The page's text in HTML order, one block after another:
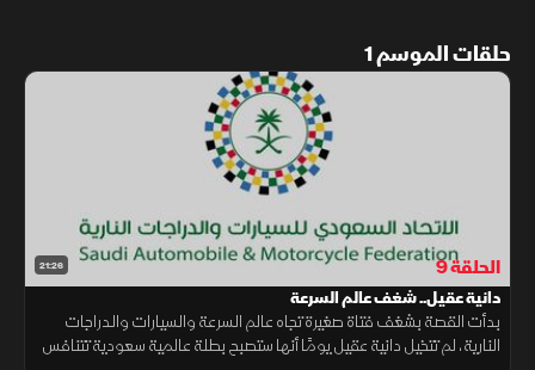
حلقات الموسم 1
21:26 الحلقة 9
دانية عقيل.. شغف عالم السرعة
بدأت القصة بشغف فتاة صغيرة تجاه عالم السرعة والسيارات والدراجات
النارية، لم تتخيل دانية عقيل يومًا أنها ستصبح بطلة عالمية سعودية تتنافس